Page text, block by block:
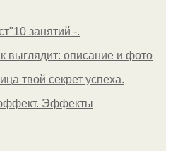
занятий -.
выглядит: описание и фото
твой секрет успеха.
Эффекты